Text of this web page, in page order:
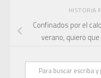
HISTORIA
Confinados por el
verano, quiero